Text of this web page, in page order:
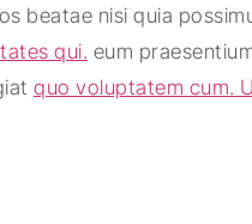
beatae nisi quia
qui. eum
quo voluptatem cum.